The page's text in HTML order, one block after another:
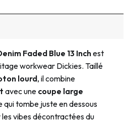
Faded Blue 13 Inchest
workwear Dickies. Taillé
lourd, il combine
avec une coupe large
qui tombe juste en dessous
vibes décontractées du